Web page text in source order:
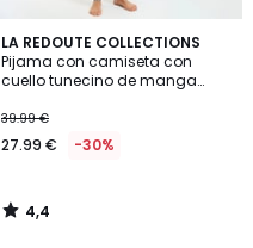
LA REDOUTE COLLECTIONS
Pijama con camiseta con
cuello tunecino de manga
39.99 €
27.99 € -30%
4,4
/ 5
4,4
/